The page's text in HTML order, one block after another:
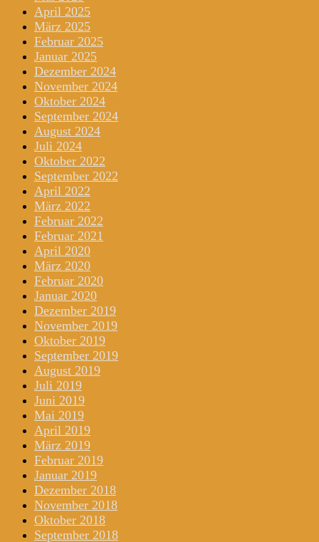
April 2025
März 2025
Februar 2025
Januar 2025
Dezember 2024
November 2024
Oktober 2024
September 2024
August 2024
Juli 2024
Oktober 2022
September 2022
April 2022
März 2022
Februar 2022
Februar 2021
April 2020
März 2020
Februar 2020
Januar 2020
Dezember 2019
November 2019
Oktober 2019
September 2019
August 2019
Juli 2019
Juni 2019
Mai 2019
April 2019
März 2019
Februar 2019
Januar 2019
Dezember 2018
November 2018
Oktober 2018
September 2018